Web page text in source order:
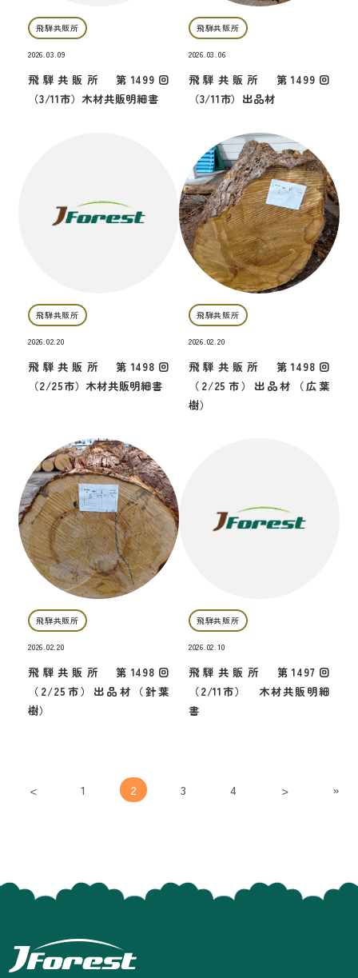
飛騨共販所
2026.03.09
飛騨共販所 第1499回
（3/11市）木材共販明細書
飛騨共販所
2026.03.06
飛騨共販所 第1499回
（3/11市）出品材
飛騨共販所
2026.02.20
飛騨共販所 第1498回
（2/25市）木材共販明細書
飛騨共販所
2026.02.20
飛騨共販所 第1498回
（2/25市）出品材（広葉
樹）
飛騨共販所
2026.02.20
飛騨共販所 第1498回
（2/25市）出品材（針葉
樹）
飛騨共販所
2026.02.10
飛騨共販所 第1497回
（2/11市） 木材共販明細
書
< 1 2 3 4 > »